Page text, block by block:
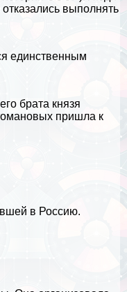
выполнять
единственным
брата князя
пришла к
в Россию.